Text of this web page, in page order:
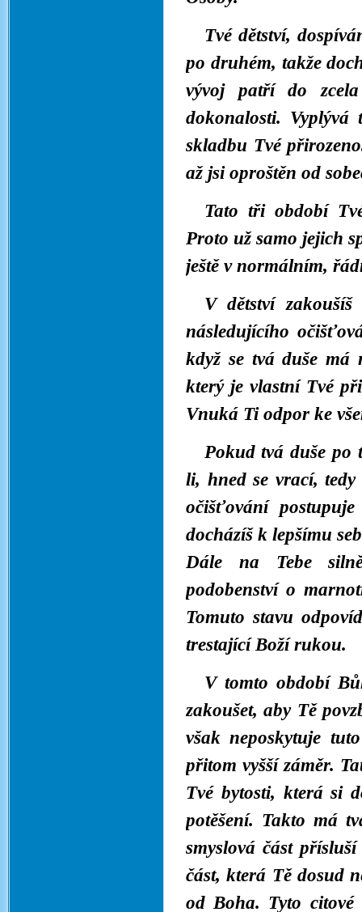
Tvé dětství,
po druhém, takže
vývoj patří do
dokonalosti.
skladbu Tvé
až jsi oproštěn od
Tato tři období
Proto už samo jejich
ještě v normálním,
V dětství
následujícího
když se tvá duše
který je vlastní Tvé
Vnuká Ti odpor ke
Pokud tvá duše po
li, hned se vrací,
očišťování
docházíš k lepšímu
Dále na Tebe
podobenství o
Tomuto stavu
trestající Boží rukou.
V tomto období
zakoušet, aby Tě
však neposkytuje
přitom vyšší záměr.
Tvé bytosti, která si
potěšení. Takto má
smyslová část
část, která Tě dosud
od Boha. Tyto citové